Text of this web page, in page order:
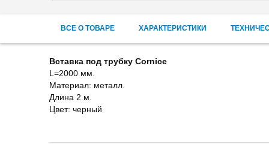
ВСЕ О ТОВАРЕ ХАРАКТЕРИСТИКИ
Вставка под трубку Cornice
L=2000 мм.
Материал: металл.
Длина 2 м.
Цвет: черный